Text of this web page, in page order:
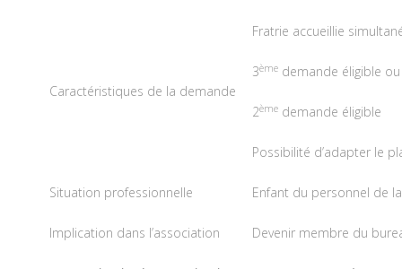
Caractéristiques de la demande
Fratrie accueillie
3ème demande éligible
2ème demande éligible
Possibilité d’adapter le
Situation professionnelle Enfant du personnel de
Implication dans l’association Devenir membre du